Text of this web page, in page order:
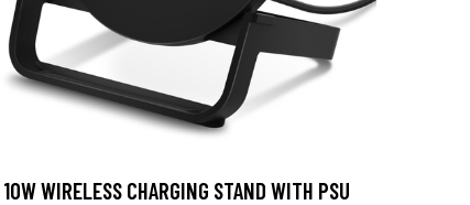
10W WIRELESS CHARGING STAND WITH PSU